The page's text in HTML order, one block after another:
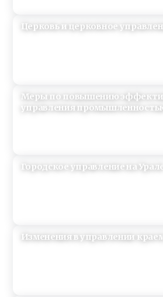
Церковь и церковное
Меры по повышению
управления
Городское управление на Урале
Изменения в управлении краем